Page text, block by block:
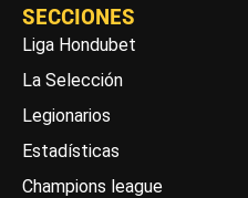
SECCIONES
Liga Hondubet
La Selección
Legionarios
Estadísticas
Champions league